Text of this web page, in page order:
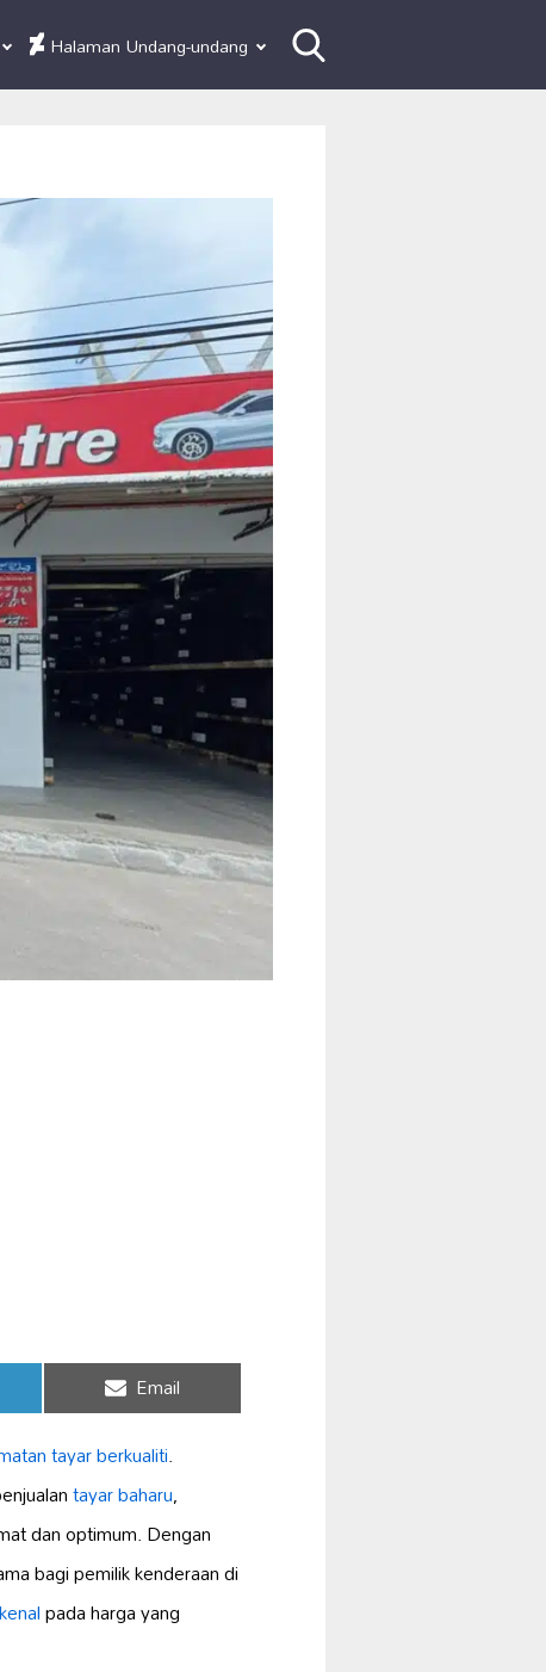
Halaman Undang-undang
Share
on
Email
tayar berkualiti.
tayar baharu,
dan optimum. Dengan
bagi pemilik kenderaan di
pada harga yang